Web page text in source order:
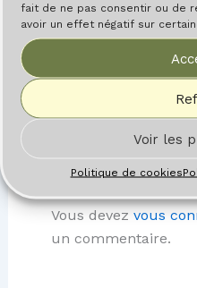
fait de ne pas consentir ou de
avoir un effet négatif sur
Voir les
Politique de cookies
Laisser un
Vous devez vous
un commentaire.